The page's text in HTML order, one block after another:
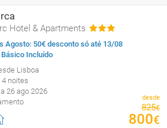
Hotel & Apartments
Agosto: 50€ desconto só até 13/08
Incluído
Lisboa
noites
26 ago 2026
desde
825€
800€